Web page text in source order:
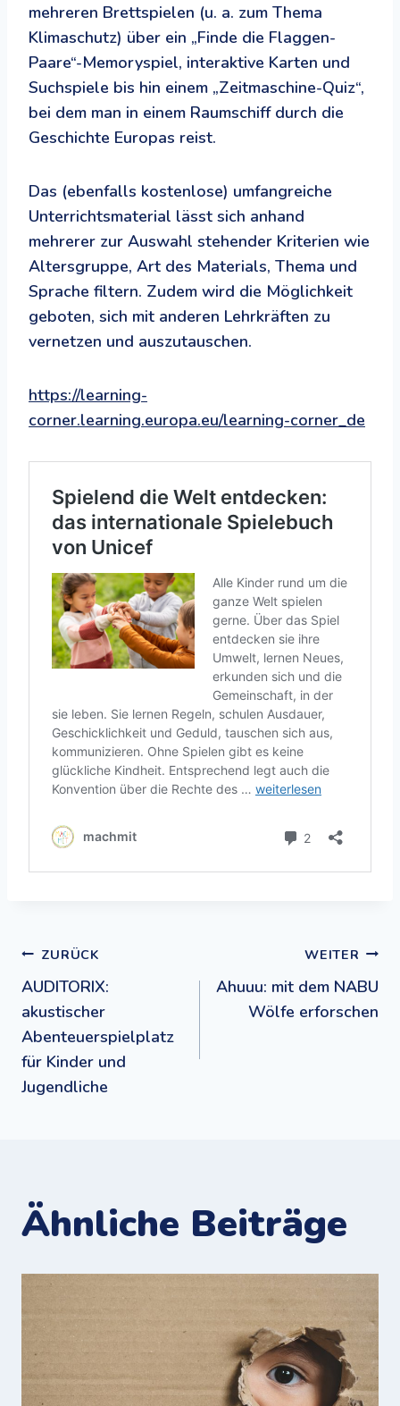
mehreren Brettspielen (u. a. zum Thema
Klimaschutz) über ein „Finde die Flaggen-
Paare“-Memoryspiel, interaktive Karten und
Suchspiele bis hin einem „Zeitmaschine-Quiz“,
bei dem man in einem Raumschiff durch die
Geschichte Europas reist.
Das (ebenfalls kostenlose) umfangreiche
Unterrichtsmaterial lässt sich anhand
mehrerer zur Auswahl stehender Kriterien wie
Altersgruppe, Art des Materials, Thema und
Sprache filtern. Zudem wird die Möglichkeit
geboten, sich mit anderen Lehrkräften zu
vernetzen und auszutauschen.
https://learning-
corner.learning.europa.eu/learning-corner_de
Beitragsnavigation
ZURÜCK
AUDITORIX:
akustischer
Abenteuerspielplatz
für Kinder und
Jugendliche
WEITER
Ahuuu: mit dem NABU
Wölfe erforschen
Ähnliche Beiträge